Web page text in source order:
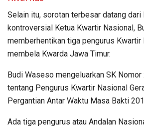
Selain itu, sorotan terbesar datang dari
kontroversial Ketua Kwartir Nasional,
memberhentikan tiga pengurus
membela Kwarda Jawa Timur.
Budi Waseso mengeluarkan SK Nomor
tentang Pengurus Kwartir Nasional
Pergantian Antar Waktu Masa Bakti
Ada tiga pengurus atau Andalan